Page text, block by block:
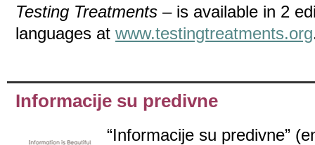
Testing Treatments – is available in 2
languages at www.testingtreatments.org
Informacije su predivne
“Informacije su predivne”